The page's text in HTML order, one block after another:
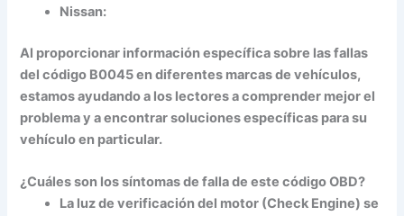
Nissan:
Al proporcionar información específica sobre las fallas
del código B0045 en diferentes marcas de vehículos,
estamos ayudando a los lectores a comprender mejor el
problema y a encontrar soluciones específicas para su
vehículo en particular.
¿Cuáles son los síntomas de falla de este código OBD?
La luz de verificación del motor (Check Engine) se